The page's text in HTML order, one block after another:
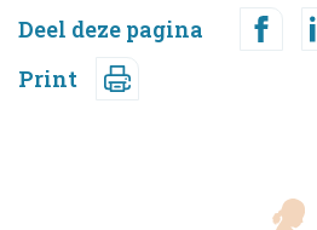
Deel deze pagina
Print